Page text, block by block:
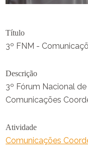
Título
3º FNM -
Descrição
3º Fórum Nacional
Comunicações
Atividade
Comunicações